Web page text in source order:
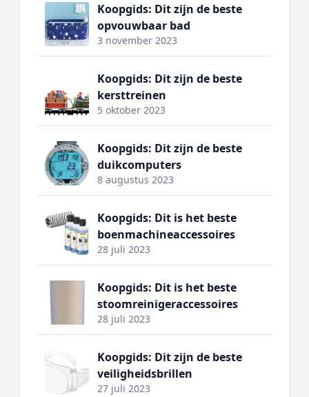
Koopgids: Dit zijn de beste
opvouwbaar bad
3 november 2023
Koopgids: Dit zijn de beste
kersttreinen
5 oktober 2023
Koopgids: Dit zijn de beste
duikcomputers
8 augustus 2023
Koopgids: Dit is het beste
boenmachineaccessoires
28 juli 2023
Koopgids: Dit is het beste
stoomreinigeraccessoires
28 juli 2023
Koopgids: Dit zijn de beste
veiligheidsbrillen
27 juli 2023